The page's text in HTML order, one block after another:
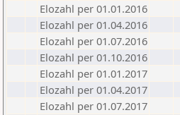
Elozahl per 01.01.2016
Elozahl per 01.04.2016
Elozahl per 01.07.2016
Elozahl per 01.10.2016
Elozahl per 01.01.2017
Elozahl per 01.04.2017
Elozahl per 01.07.2017